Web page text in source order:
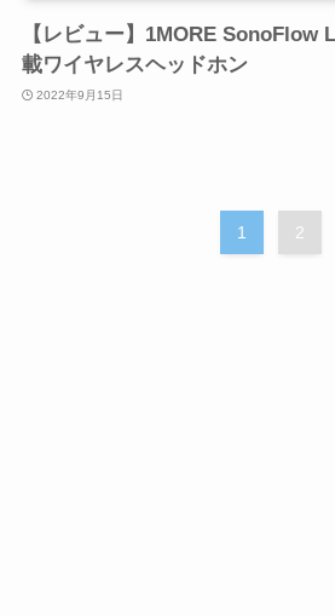
【レビュー】1MORE SonoFlow
載ワイヤレスヘッドホン
2022年9月15日
1 2